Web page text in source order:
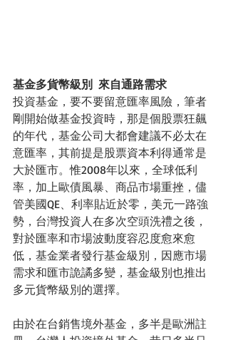
基金多貨幣級別  來自通路需求
投資基金，要不要留意匯率風險，筆者
剛開始做基金投資時，那是個股票狂飆
的年代，基金公司大都會建議不必太在
意匯率，其前提是股票資本利得通常是
大於匯市。惟2008年以來，全球低利
率，加上歐債風暴、商品市場重挫，儘
管美國QE、利率貼近於零，美元一路強
勢，台灣投資人在多次空頭洗禮之後，
對於匯率和市場波動度容忍度愈來愈
低，基金業者發行基金級別，因應市場
需求和匯市詭譎多變，基金級別也推出
多元貨幣級別的選擇。
由於在台銷售境外基金，多半是歐洲註